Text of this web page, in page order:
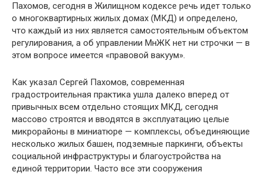
Пахомов, сегодня в Жилищном кодексе речь идет только
о многоквартирных жилых домах (МКД) и определено,
что каждый из них является самостоятельным объектом
регулирования, а об управлении МнЖК нет ни строчки — в
этом вопросе имеется «правовой вакуум».
Как указал Сергей Пахомов, современная
градостроительная практика ушла далеко вперед от
привычных всем отдельно стоящих МКД, сегодня
массово строятся и вводятся в эксплуатацию целые
микрорайоны в миниатюре — комплексы, объединяющие
несколько жилых башен, подземные паркинги, объекты
социальной инфраструктуры и благоустройства на
единой территории. Часто все эти сооружения